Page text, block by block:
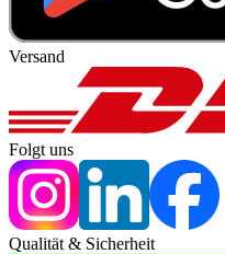
Versand
Folgt uns
Qualität & Sicherheit